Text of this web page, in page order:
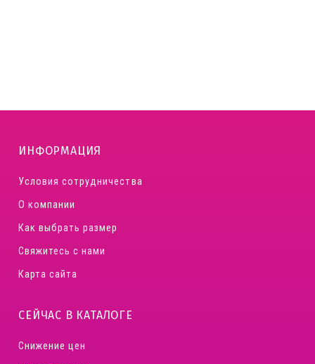
ИНФОРМАЦИЯ
Условия сотрудничества
О компании
Как выбрать размер
Свяжитесь с нами
Карта сайта
СЕЙЧАС В КАТАЛОГЕ
Снижение цен